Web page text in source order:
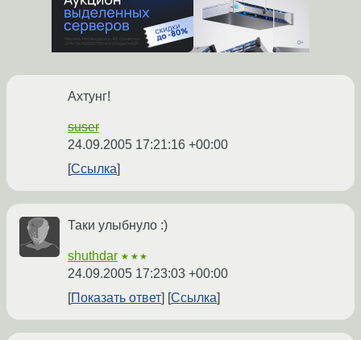
Ахтунг!
suser
24.09.2005 17:21:16 +00:00
Ссылка
Таки улыбнуло :)
shuthdar ★★★
24.09.2005 17:23:03 +00:00
Показать ответ
Ссылка